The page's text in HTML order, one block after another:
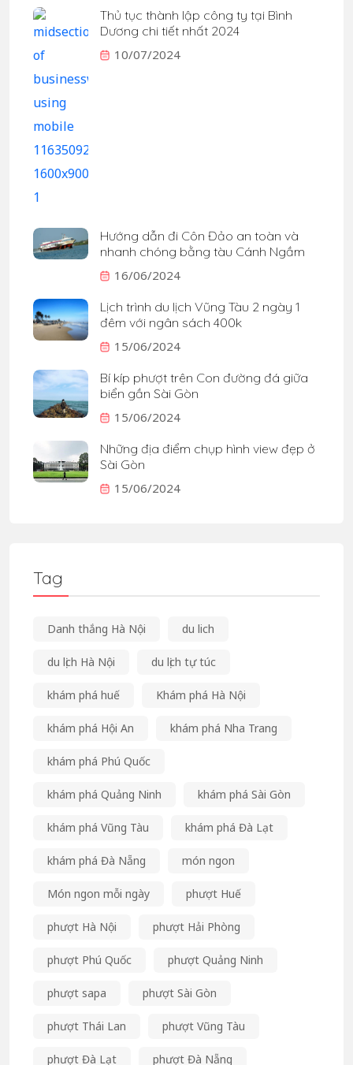
Thủ tục thành lập công ty tại Bình
Dương chi tiết nhất 2024
10/07/2024
Hướng dẫn đi Côn Đảo an toàn và
nhanh chóng bằng tàu Cánh Ngầm
16/06/2024
Lịch trình du lịch Vũng Tàu 2 ngày 1
đêm với ngân sách 400k
15/06/2024
Bí kíp phượt trên Con đường đá giữa
biển gần Sài Gòn
15/06/2024
Những địa điểm chụp hình view đẹp ở
Sài Gòn
15/06/2024
Tag
Danh thắng Hà Nội du lich
du lịch Hà Nội du lịch tự túc
khám phá huế Khám phá Hà Nội
khám phá Hội An khám phá Nha Trang
khám phá Phú Quốc
khám phá Quảng Ninh khám phá Sài Gòn
khám phá Vũng Tàu khám phá Đà Lạt
khám phá Đà Nẵng món ngon
Món ngon mỗi ngày phượt Huế
phượt Hà Nội phượt Hải Phòng
phượt Phú Quốc phượt Quảng Ninh
phượt sapa phượt Sài Gòn
phượt Thái Lan phượt Vũng Tàu
phượt Đà Lạt phượt Đà Nẵng